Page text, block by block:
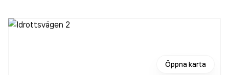
Öppna karta